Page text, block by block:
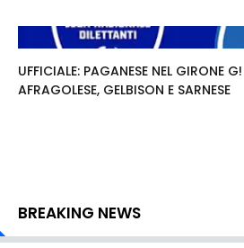
UFFICIALE: PAGANESE NEL GIRONE
AFRAGOLESE, GELBISON E SARNESE
BREAKING NEWS